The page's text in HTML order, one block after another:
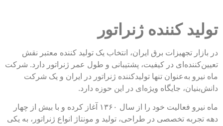
کننده ژنراتور
تجهیزات برق ایران، انتخاب یک تولید کننده معتبر نقش
در کیفیت، پشتیبانی و طول عمر ژنراتور دارد. شرکت
به‌عنوان تنها تولیدکننده ژنراتور در ایران و یک شرکت
جایگاه ویژه‌ای در این حوزه دارد.
ماه نیرو فعالیت خود را از سال ۱۳۶۰ آغاز کرده و با بیش از چهار
تخصصی در طراحی، تولید و مونتاژ انواع ژنراتور، به یکی